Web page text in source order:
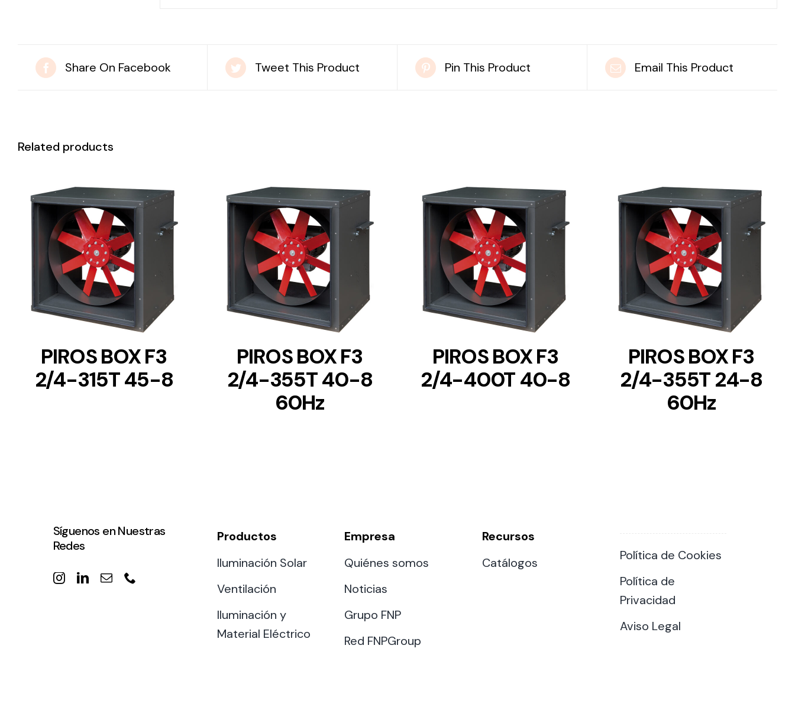
Share On Facebook Tweet This Product Pin This Product Email This Product
Related products
DETAILS
PIROS BOX F3
2/4-315T 45-8
DETAILS
PIROS BOX F3
2/4-355T 40-8
60Hz
DETAILS
PIROS BOX F3
2/4-400T 40-8
DETAILS
PIROS BOX F3
2/4-355T 24-8
60Hz
Síguenos en Nuestras
Redes
Productos
Iluminación Solar
Ventilación
Iluminación y
Material Eléctrico
Empresa
Quiénes somos
Noticias
Grupo FNP
Red FNPGroup
Recursos
Catálogos
Política de Cookies
Política de
Privacidad
Aviso Legal